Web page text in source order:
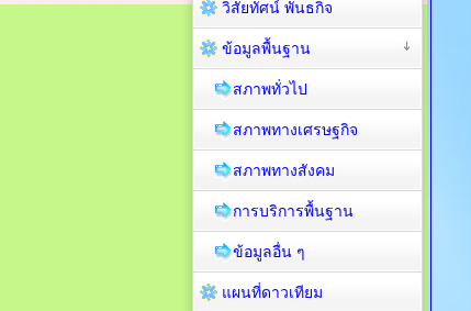
วิสัยทัศน์ พันธกิจ
ข้อมูลพื้นฐาน
สภาพทั่วไป
สภาพทางเศรษฐกิจ
สภาพทางสังคม
การบริการพื้นฐาน
ข้อมูลอื่น ๆ
แผนที่ดาวเทียม